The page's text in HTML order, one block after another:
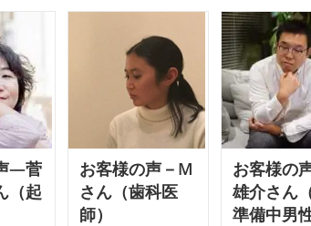
声
－
に
い
み
ひ
ろ
こ
様
の
声
－
様
―菅
（起
お客様の声－M
さん（歯科医
師）
お客様の
雄介さん
準備中男性